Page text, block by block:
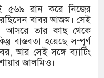
সার্ককে আরও গতিশীল করতে চায়
প্রেমের সম্পর্ক ছিন্ন না করায় মা-
প্রধানমন্ত্রীর সঙ্গে নবনিযুক্ত
হামের উপসর্গে আরও ৬ প্রাণহানি,
রান করে নিজের
বাবর আজম। সেই
আসরে তার কাছ থেকে
বাস্তবতা হয়েছে সম্পূর্ণ
আর সেই সঙ্গে ব্যাটিং
জালমিও।